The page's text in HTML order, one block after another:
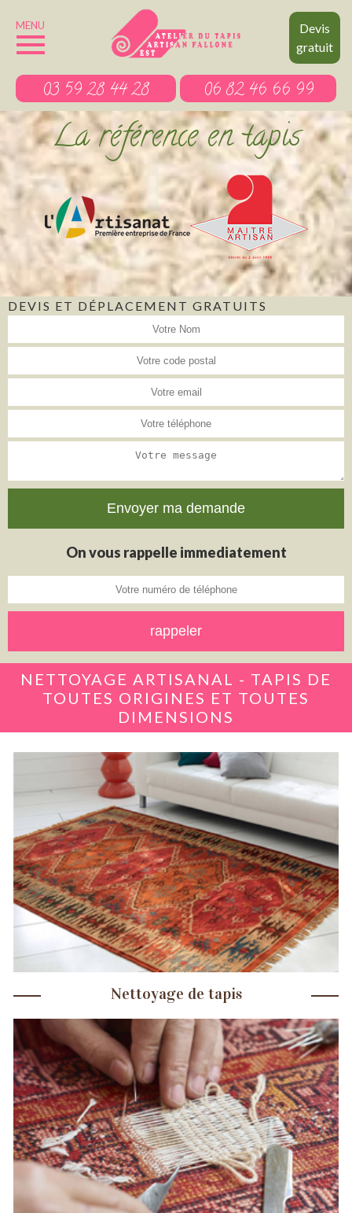
Devis
gratuit
MENU
03 59 28 44 28 06 82 46 66 99
La référence en tapis
DEVIS ET DÉPLACEMENT GRATUITS
On vous rappelle immediatement
NETTOYAGE ARTISANAL - TAPIS DE
TOUTES ORIGINES ET TOUTES
DIMENSIONS
Nettoyage de tapis